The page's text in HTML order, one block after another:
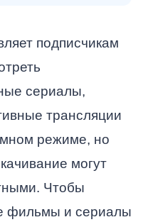
подписчикам
сериалы,
трансляции
режиме, но
могут
Чтобы
фильмы и сериалы